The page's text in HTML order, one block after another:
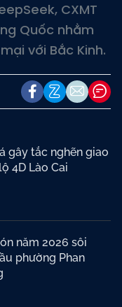
CXMT
Quốc nhằm
với Bắc Kinh.
gây tắc nghẽn giao
4D Lào Cai
năm 2026 sôi
phường Phan